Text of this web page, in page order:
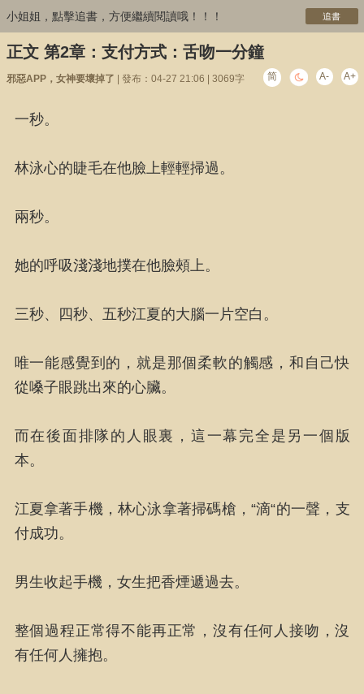
小姐姐，點擊追書，方便繼續閱讀哦！！！ 追書
正文 第2章：支付方式：舌吻一分鐘
邪惡APP，女神要壞掉了 | 發布：04-27 21:06 | 3069字 简 A- A+
一秒。
林泳心的睫毛在他臉上輕輕掃過。
兩秒。
她的呼吸淺淺地撲在他臉頰上。
三秒、四秒、五秒江夏的大腦一片空白。
唯一能感覺到的，就是那個柔軟的觸感，和自己快
從嗓子眼跳出來的心臟。
而在後面排隊的人眼裏，這一幕完全是另一個版
本。
江夏拿著手機，林心泳拿著掃碼槍，“滴“的一聲，支
付成功。
男生收起手機，女生把香煙遞過去。
整個過程正常得不能再正常，沒有任何人接吻，沒
有任何人擁抱。